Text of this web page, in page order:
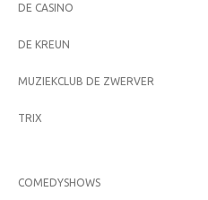
DE CASINO
DE KREUN
MUZIEKCLUB DE ZWERVER
TRIX
COMEDYSHOWS